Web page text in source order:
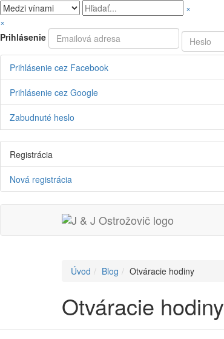
×
×
Prihlásenie
Prihlásenie cez Facebook
Prihlásenie cez Google
Zabudnuté heslo
Registrácia
Nová registrácia
Úvod Blog Otváracie hodiny
Otváracie hodiny